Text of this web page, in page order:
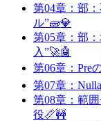
第04章：部
ル”🧱💎
第05章：部
入”🚀🤖
第06章：Pre
第07章：
第08章：範
役📏🚧